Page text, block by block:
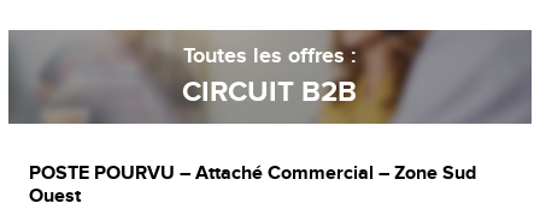
Toutes les offres :
CIRCUIT B2B
POSTE POURVU – Attaché Commercial – Zone Sud
Ouest